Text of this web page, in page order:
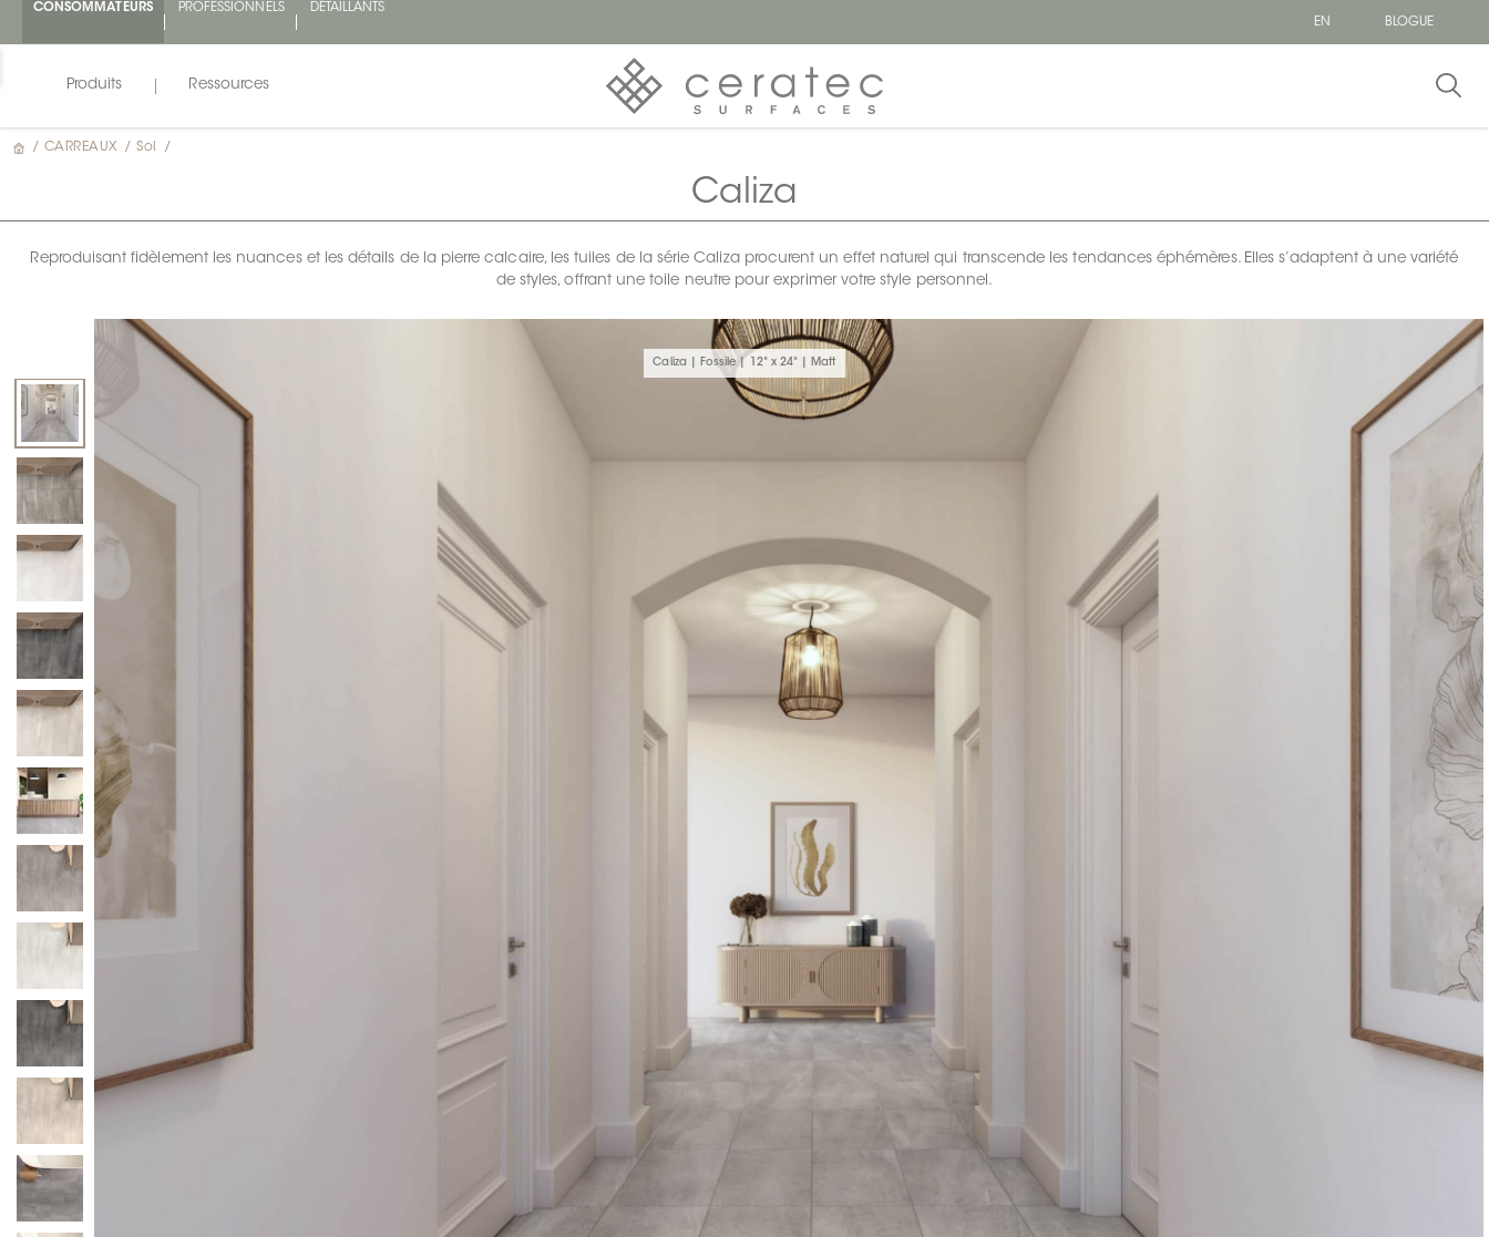
CONSOMMATEURS PROFESSIONNELS
DÉTAILLANTS
EN
BLOGUE
Produits Ressources
/ CARREAUX / Sol /
Caliza
Reproduisant fidèlement les nuances et les détails de la pierre calcaire, les tuiles de la série Caliza procurent un effet naturel qui transcende les tendances éphémères. Elles s’adaptent à une variété
de styles, offrant une toile neutre pour exprimer votre style personnel.
Caliza | Fossile | 12" x 24" | Matt